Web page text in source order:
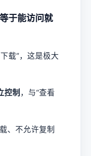
于能访问就
载”，这是极大
控制 ，与“查看
、不允许复制